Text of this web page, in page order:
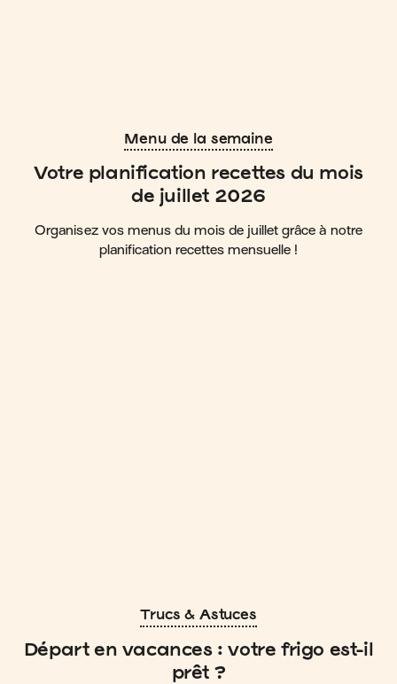
Menu de la semaine
Votre planification recettes du mois
de juillet 2026
Organisez vos menus du mois de juillet grâce à notre
planification recettes mensuelle !
Trucs & Astuces
Départ en vacances : votre frigo est-il
prêt ?